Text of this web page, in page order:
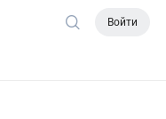
Войти